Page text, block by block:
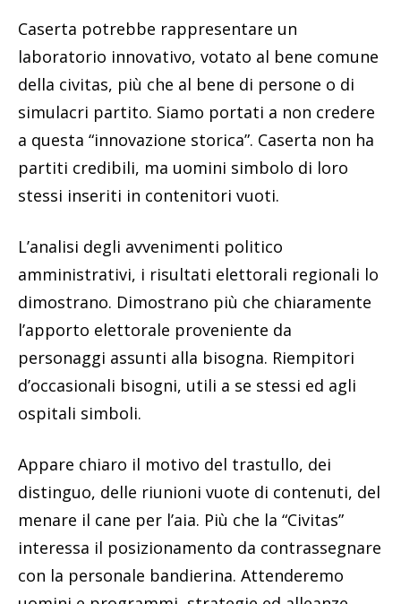
Caserta potrebbe rappresentare un
laboratorio innovativo, votato al bene comune
della civitas, più che al bene di persone o di
simulacri partito. Siamo portati a non credere
a questa “innovazione storica”. Caserta non ha
partiti credibili, ma uomini simbolo di loro
stessi inseriti in contenitori vuoti.
L’analisi degli avvenimenti politico
amministrativi, i risultati elettorali regionali lo
dimostrano. Dimostrano più che chiaramente
l’apporto elettorale proveniente da
personaggi assunti alla bisogna. Riempitori
d’occasionali bisogni, utili a se stessi ed agli
ospitali simboli.
Appare chiaro il motivo del trastullo, dei
distinguo, delle riunioni vuote di contenuti, del
menare il cane per l’aia. Più che la “Civitas”
interessa il posizionamento da contrassegnare
con la personale bandierina. Attenderemo